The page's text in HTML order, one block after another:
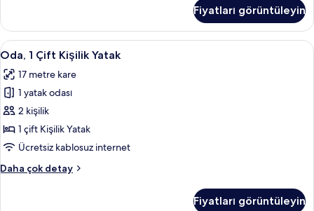
fotoğrafları
görün
Yatak
(View
of
trains)
hakkında
daha
fazla
detay
Fiyatları görüntüleyin
Oda,
1
Çift
Kişilik
Yatak
için
tüm
görün
Anti alerjik yatak takımı, odada kasa,
6
Oda, 1 Çift Kişilik Yatak
17 metre kare
1 yatak odası
2 kişilik
1 çift Kişilik Yatak
Ücretsiz kablosuz internet
Daha çok detay
Oda,
Fiyatları görüntüleyin